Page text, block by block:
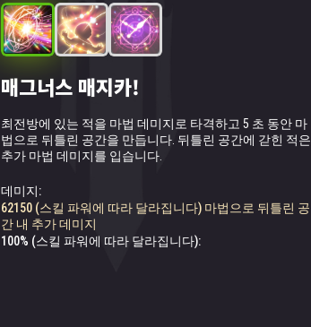
매그너스 매지카!
최전방에 있는 적을 마법 데미지로 타격하고 5 초 동안 마
법으로 뒤틀린 공간을 만듭니다. 뒤틀린 공간에 갇힌 적은
추가 마법 데미지를 입습니다.
데미지:
62150 (스킬 파워에 따라 달라집니다) 마법으로 뒤틀린 공
간 내 추가 데미지
100% (스킬 파워에 따라 달라집니다):
포비아 드 매지카!
가장 가까이에 있는 적의 마법 방어력이 감소합니다.
마법 방어 감소:
템퍼스 매지카!
지배자의 마법 데미지 스킬에 속도를 부여합니다.
스킬 속도 증가: